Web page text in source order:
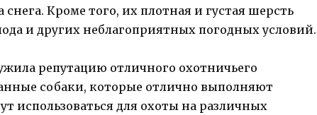
Кроме того, их плотная и густая шерсть
и других неблагоприятных погодных условий.
репутацию отличного охотничьего
собаки, которые отлично выполняют
использоваться для охоты на различных